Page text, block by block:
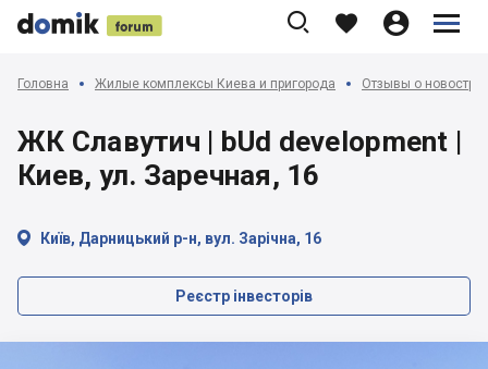


 
    


Головна Жилые комплексы Киева и пригорода Отзывы о
ЖК Славутич | bUd development |
Киев, ул. Заречная, 16
 Київ, Дарницький р-н, вул. Зарічна, 16
Реєстр інвесторів